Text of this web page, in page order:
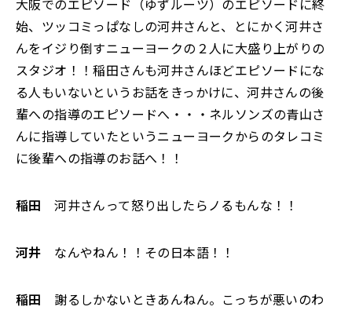
大阪でのエピソード（ゆずルーツ）のエピソードに終
始、ツッコミっぱなしの河井さんと、とにかく河井さ
んをイジり倒すニューヨークの２人に大盛り上がりの
スタジオ！！稲田さんも河井さんほどエピソードにな
る人もいないというお話をきっかけに、河井さんの後
輩への指導のエピソードへ・・・ネルソンズの青山さ
んに指導していたというニューヨークからのタレコミ
に後輩への指導のお話へ！！
稲田 河井さんって怒り出したらノるもんな！！
河井 なんやねん！！その日本語！！
稲田 謝るしかないときあんねん。こっちが悪いのわ